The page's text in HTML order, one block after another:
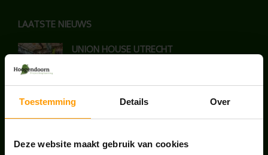
Toestemming Details Over
Deze website maakt gebruik van cookies
LAATSTE NIEUWS
UNION HOUSE UTRECHT
KANTOORPLANT VAN DE MAAND JUNI: DE
SCHEFFLERA